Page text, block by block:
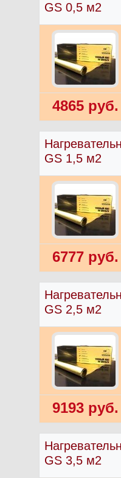
GS 0,5 м2
4865 руб.
GS 1,5 м2
6777 руб.
GS 2,5 м2
9193 руб.
GS 3,5 м2